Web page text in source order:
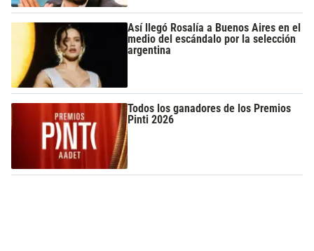
Así llegó Rosalía a Buenos Aires en el
medio del escándalo por la selección
argentina
Todos los ganadores de los Premios
Pinti 2026